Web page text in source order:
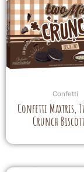
Confetti
Confetti Maxtris,
Crunch